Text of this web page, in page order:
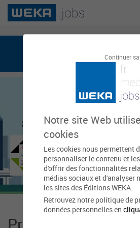
Continuer
Notre site Web
cookies
Les cookies nous permettent
personnaliser le contenu et
d'offrir des fonctionnalités
médias sociaux et d'analyser
les sites des Éditions WEKA.
Retrouvez notre politique de
données personnelles en
weka.jobs, le réseau de
Vert-